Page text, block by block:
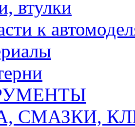
втулки
к
СМАЗКИ,